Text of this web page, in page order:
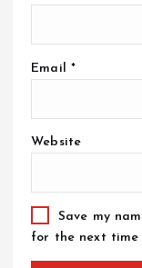
Email *
Website
Save my
for the next time